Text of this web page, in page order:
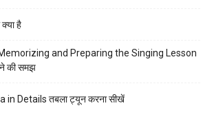
है
and Preparing the Singing Lesson
की समझ
in Details तबला ट्यून करना सीखें